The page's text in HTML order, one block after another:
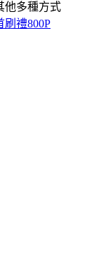
他多種方式
刷禮800P